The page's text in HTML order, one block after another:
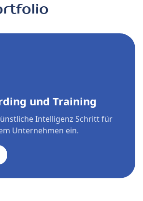
und Training
Intelligenz Schritt für
Unternehmen ein.